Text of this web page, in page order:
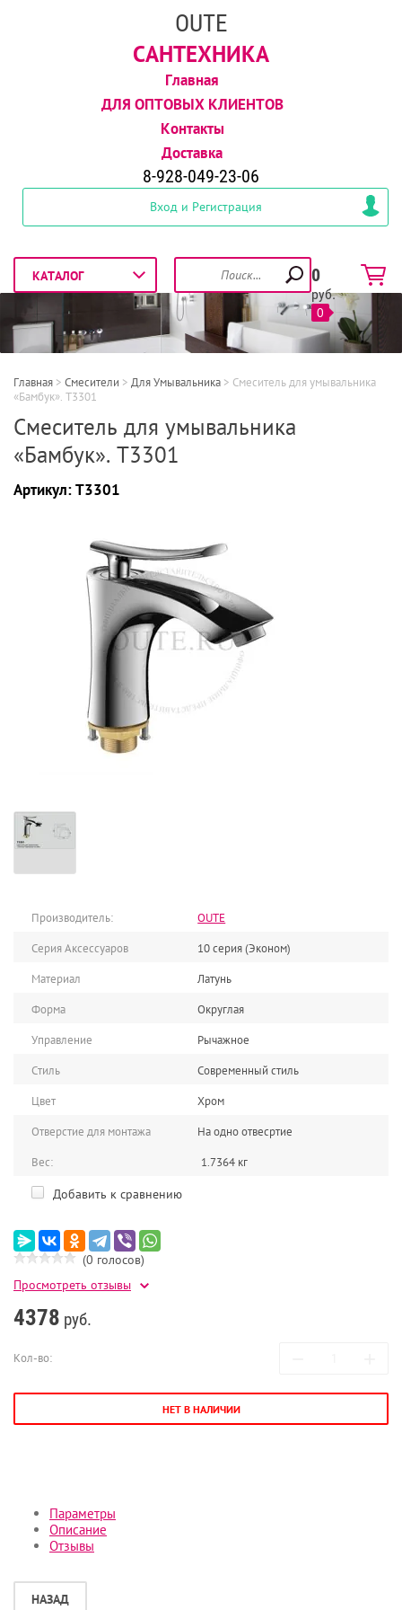
OUTE
САНТЕХНИКА
Главная
ДЛЯ ОПТОВЫХ КЛИЕНТОВ
Контакты
Доставка
8-928-049-23-06
Вход и Регистрация
0
руб.
0
Главная > Смесители > Для Умывальника > Смеситель для умывальника
«Бамбук». T3301
Смеситель для умывальника
«Бамбук». T3301
Артикул:T3301
Производитель:
OUTE
Серия Аксессуаров
10 серия (Эконом)
Материал
Латунь
Форма
Округлая
Управление
Рычажное
Стиль
Современный стиль
Цвет
Хром
Отверстие для монтажа
На одно отвесртие
Вес:
1.7364 кг
Добавить к сравнению
(0 голосов)
Просмотреть отзывы
4378 руб.
Кол-во:
НЕТ В НАЛИЧИИ
Параметры
Описание
Отзывы
НАЗАД